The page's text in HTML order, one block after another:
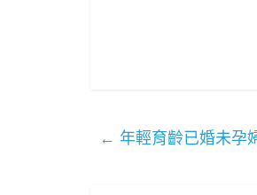
← 年輕育齡已婚未孕